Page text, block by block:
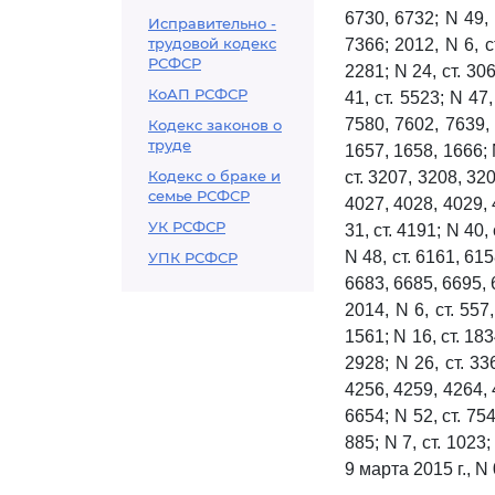
Исправительно -
трудовой кодекс
РСФСР
КоАП РСФСР
Кодекс законов о
труде
Кодекс о браке и
семье РСФСР
УК РСФСР
УПК РСФСР
6730, 6732; N 49,
7366; 2012, N 6,
2281; N 24, ст.
41, ст. 5523; N
7580, 7602,
1657, 1658, 1666;
ст. 3207, 3208,
4027, 4028, 4029,
31, ст. 4191; N
N 48, ст. 6161,
6683, 6685, 6695,
2014, N 6, ст.
1561; N 16, ст.
2928; N 26, ст.
4256, 4259, 4264,
6654; N 52, ст.
885; N 7, ст.
9 марта 2015 г.,